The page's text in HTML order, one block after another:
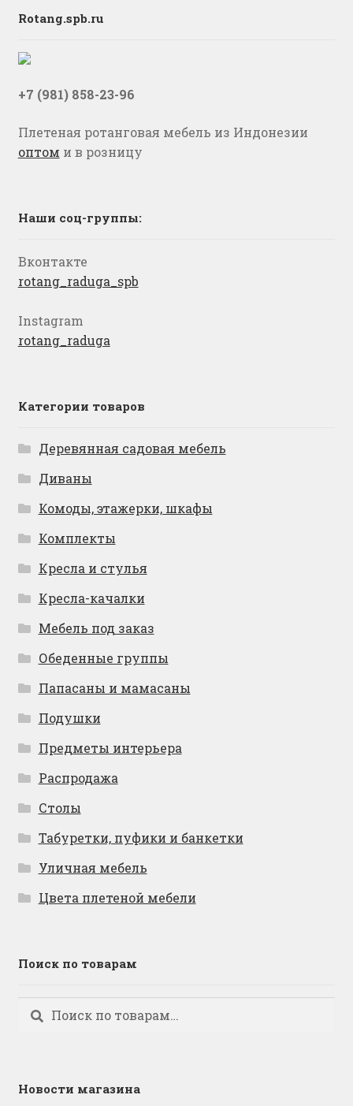
Rotang.spb.ru
+7 (981) 858-23-96
Плетеная ротанговая мебель из Индонезии
оптом и в розницу
Наши соц-группы:
Вконтакте
rotang_raduga_spb
Instagram
rotang_raduga
Категории товаров
Деревянная садовая мебель
Диваны
Комоды, этажерки, шкафы
Комплекты
Кресла и стулья
Кресла-качалки
Мебель под заказ
Обеденные группы
Папасаны и мамасаны
Подушки
Предметы интерьера
Распродажа
Столы
Табуретки, пуфики и банкетки
Уличная мебель
Цвета плетеной мебели
Поиск по товарам
Искать:
Поиск
Новости магазина